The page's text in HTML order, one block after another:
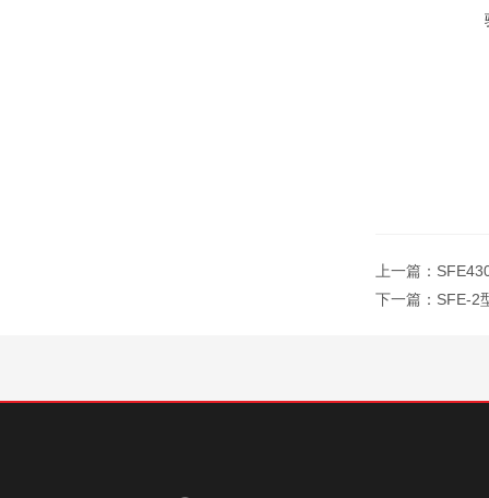
上一篇：
下一篇： SFE-2